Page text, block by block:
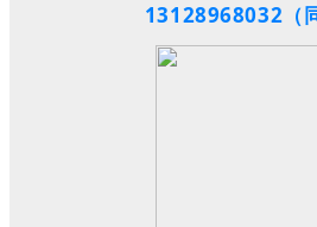
13128968032 （